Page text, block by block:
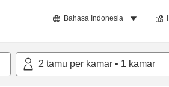
Bahasa Indonesia
2 tamu per kamar • 1 kamar